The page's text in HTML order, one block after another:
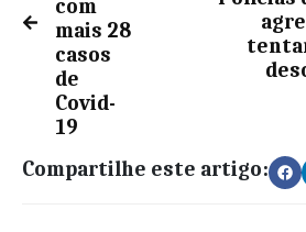
com
mais 28
casos
de
Covid-
19
Compartilhe este artigo: